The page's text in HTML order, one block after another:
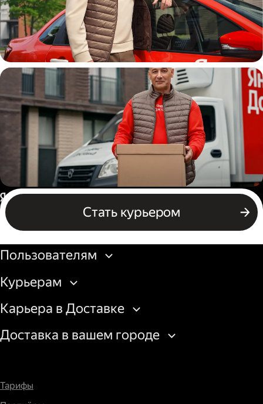
Автокурьер
Водитель грузового авто
Стать курьером
Россия
Бизнесу
Пользователям
Курьерам
Карьера в Доставке
Доставка в вашем городе
Тарифы